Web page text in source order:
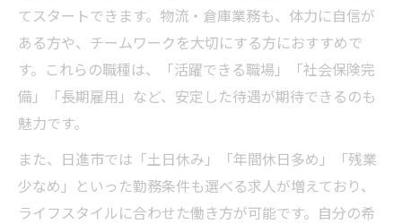
てスタートできます。物流・倉庫業務も、体力に自信が
ある方や、チームワークを大切にする方におすすめで
す。これらの職種は、「活躍できる職場」「社会保険完
備」「長期雇用」など、安定した待遇が期待できるのも
魅力です。
また、日進市では「土日休み」「年間休日多め」「残業
少なめ」といった勤務条件も選べる求人が増えており、
ライフスタイルに合わせた働き方が可能です。自分の希